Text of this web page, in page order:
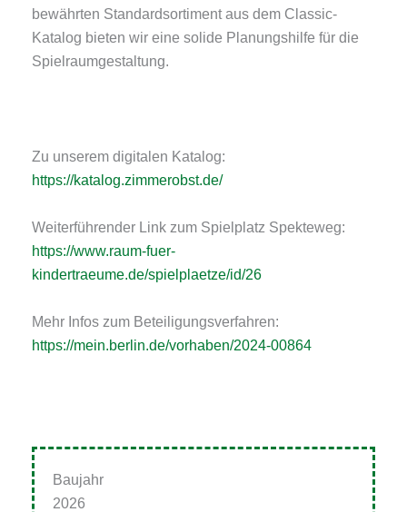
bewährten Standardsortiment aus dem Classic-
Katalog bieten wir eine solide Planungshilfe für die
Spielraumgestaltung.
Zu unserem digitalen Katalog:
https://katalog.zimmerobst.de/
Weiterführender Link zum Spielplatz Spekteweg:
https://www.raum-fuer-
kindertraeume.de/spielplaetze/id/26
Mehr Infos zum Beteiligungsverfahren:
https://mein.berlin.de/vorhaben/2024-00864
Baujahr
2026